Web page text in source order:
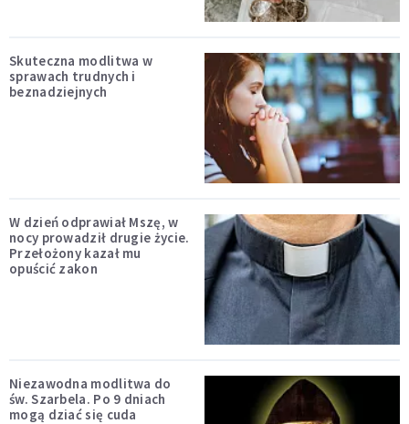
Skuteczna modlitwa w
sprawach trudnych i
beznadziejnych
W dzień odprawiał Mszę, w
nocy prowadził drugie życie.
Przełożony kazał mu
opuścić zakon
Niezawodna modlitwa do
św. Szarbela. Po 9 dniach
mogą dziać się cuda